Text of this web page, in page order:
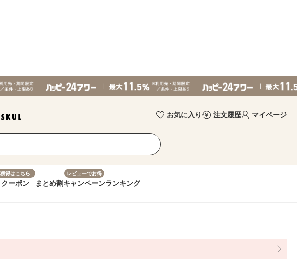
お気に入り 注文履歴 マイページ
獲得はこちら
クーポン まとめ割
レビューでお得
キャンペーンランキング